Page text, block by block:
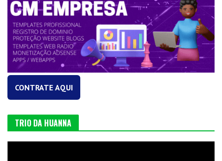
CONTRATE AQUI
TRIO DA HUANNA